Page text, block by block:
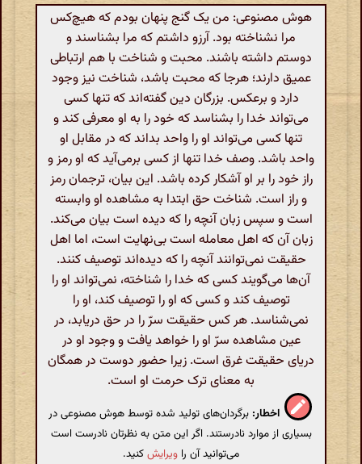
هوش مصنوعی: من یک گنج پنهان بودم که هیچ‌کس
مرا نشناخته بود. آرزو داشتم که مرا بشناسند و
دوستم داشته باشند. محبت و شناخت با هم ارتباطی
عمیق دارند؛ هرجا که محبت باشد، شناخت نیز وجود
دارد و برعکس. بزرگان دین گفته‌اند که تنها کسی
می‌تواند خدا را بشناسد که خود را به او معرفی کند و
تنها کسی می‌تواند او را واحد بداند که در مقابل او
واحد باشد. وصف خدا تنها از کسی برمی‌آید که او رمز و
راز خود را بر او آشکار کرده باشد. این بیان، ترجمان رمز
و راز است. شناخت حق ابتدا به مشاهده او وابسته
است و سپس زبان آنچه را که دیده است بیان می‌کند.
زبان آن که اهل معامله است بی‌نهایت است، اما اهل
حقیقت نمی‌توانند آنچه را که دیده‌اند توصیف کنند.
آن‌ها می‌گویند کسی که خدا را شناخته، نمی‌تواند او را
توصیف کند و کسی که او را توصیف کند، او را
نمی‌شناسد. هر کس حقیقت سرّ را در حق دریابد، در
عین مشاهده سرّ او را خواهد یافت و وجود او در
دریای حقیقت غرق است. زیرا حضور دوست در همگان
به معنای ترک حرمت او است.
اخطار: برگردان‌های تولید شده توسط هوش مصنوعی در
بسیاری از موارد نادرستند. اگر این متن به نظرتان نادرست است
می‌توانید آن را ویرایشکنید.